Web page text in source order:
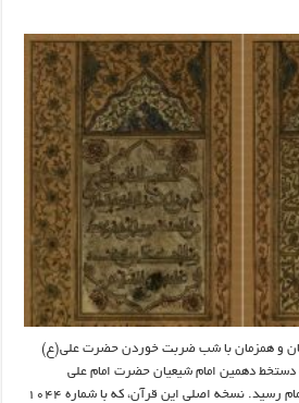
و همزمان با شب ضربت خوردن حضرت علی(ع)
دهمین امام شیعیان حضرت امام علی
النقی(ع) در ۲۳۵۴ صفحه به اتمام رسید. نسخه اصلی این قرآن، که با شماره ۱۰۴۴